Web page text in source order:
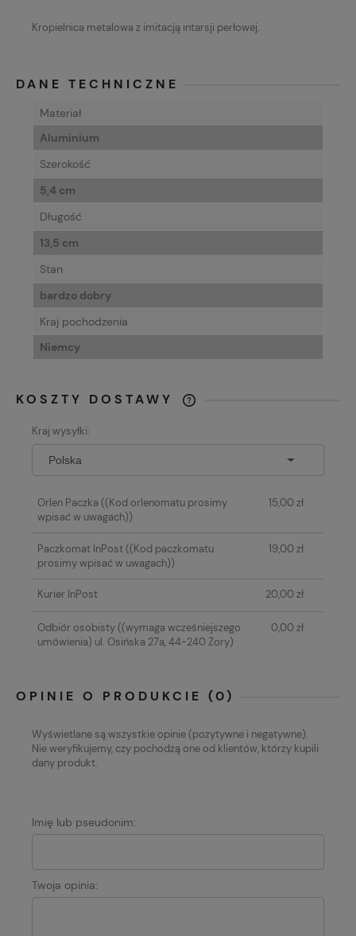
Kropielnica metalowa z imitacją intarsji perłowej.
DANE TECHNICZNE
Materiał
Aluminium
Szerokość
5,4 cm
Długość
13,5 cm
Stan
bardzo dobry
Kraj pochodzenia
Niemcy
KOSZTY DOSTAWY
KOSZTÓW PŁATNOŚCI
Kraj wysyłki:
Orlen Paczka ((Kod orlenomatu prosimy
wpisać w uwagach))
15,00 zł
Paczkomat InPost((Kod paczkomatu
prosimy wpisać w uwagach))
19,00 zł
Kurier InPost 20,00 zł
Odbiór osobisty((wymaga wcześniejszego
umówienia) ul. Osińska 27a, 44-240 Żory)
0,00 zł
OPINIE O PRODUKCIE (0)
Wyświetlane są wszystkie opinie (pozytywne i negatywne).
Nie weryfikujemy, czy pochodzą one od klientów, którzy kupili
dany produkt.
Imię lub pseudonim:
Twoja opinia: